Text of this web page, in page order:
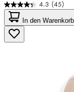
4.3 (45)
4.3
von
5
Sternen.
45
In den Warenkorb